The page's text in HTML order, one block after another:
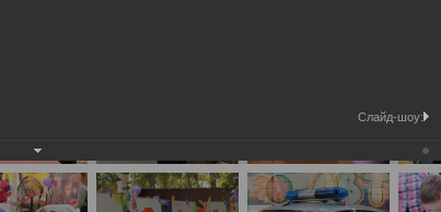
Слайд-шоу: